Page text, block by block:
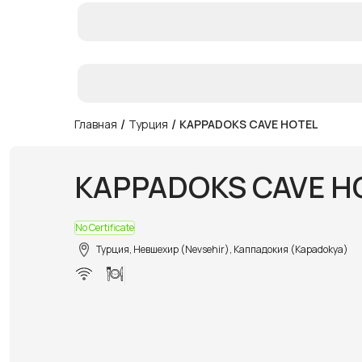
Главная / Турция / KAPPADOKS CAVE HOTEL
KAPPADOKS CAVE
No Certificate
Турция, Невшехир (Nevsehir), Каппадокия (Kapadokya)